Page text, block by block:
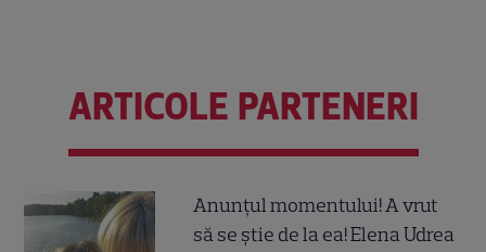
ARTICOLE PARTENERI
Anunțul momentului! A vrut
să se știe de la ea! Elena Udrea